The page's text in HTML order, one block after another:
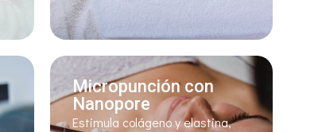
Micropunción con
Nanopore
Estimula colágeno y elastina,